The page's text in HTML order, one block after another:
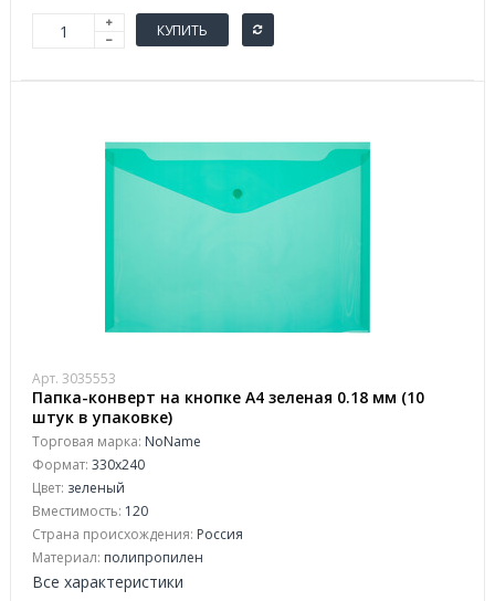
КУПИТЬ
Арт. 3035553
Папка-конверт на кнопке А4 зеленая 0.18 мм (10
штук в упаковке)
Торговая марка: NoName
Формат: 330x240
Цвет: зеленый
Вместимость: 120
Страна происхождения: Россия
Материал: полипропилен
Все характеристики